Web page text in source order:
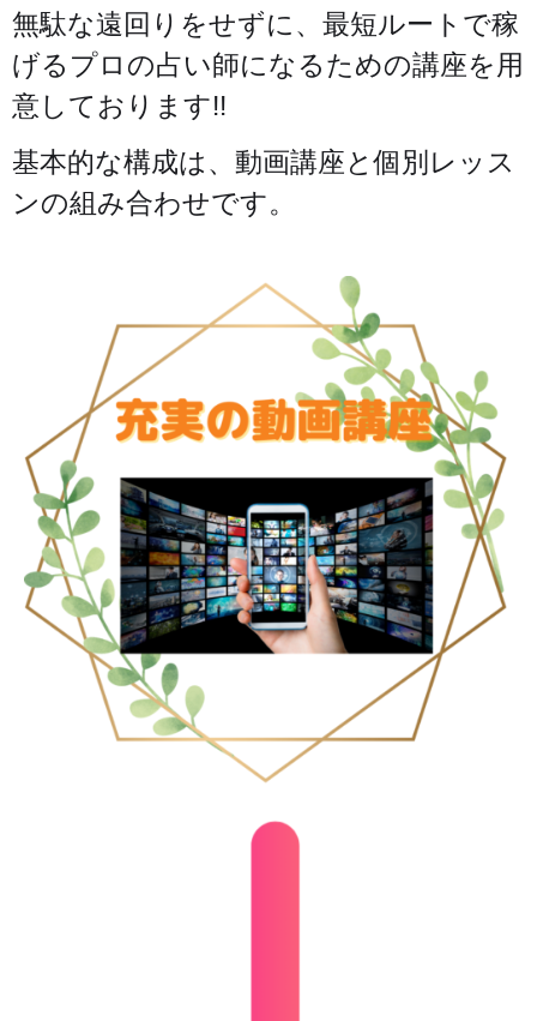
無駄な遠回りをせずに、最短ルートで稼
げるプロの占い師になるための講座を用
意しております!!
基本的な構成は、動画講座と個別レッス
ンの組み合わせです。